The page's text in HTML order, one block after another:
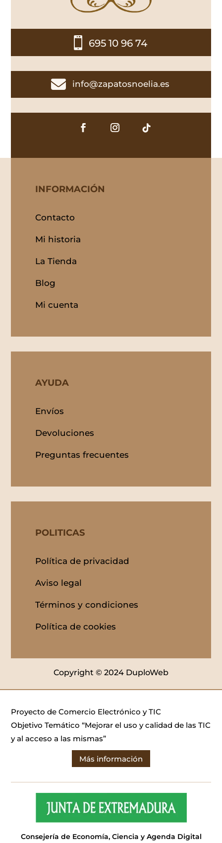
 695 10 96 74
 info@zapatosnoelia.es
INFORMACIÓN
Contacto
Mi historia
La Tienda
Blog
Mi cuenta
AYUDA
Envíos
Devoluciones
Preguntas frecuentes
POLITICAS
Política de privacidad
Aviso legal
Términos y condiciones
Política de cookies
Copyright © 2024 DuploWeb
Proyecto de Comercio Electrónico y TIC
Objetivo Temático “Mejorar el uso y calidad de las TIC
y al acceso a las mismas”
Más información
Consejería de Economía, Ciencia y Agenda Digital